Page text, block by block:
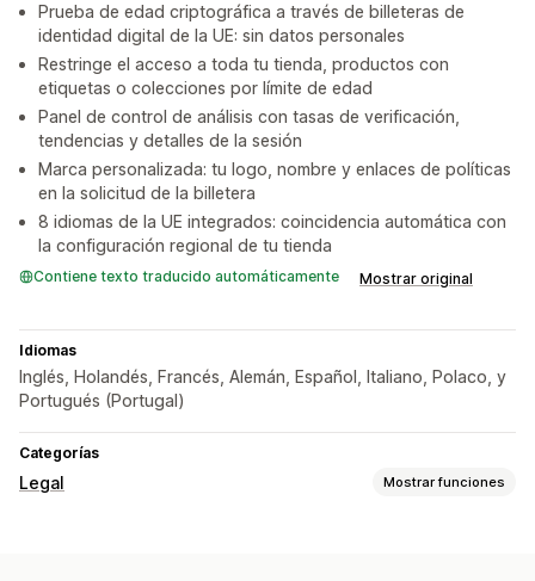
Prueba de edad criptográfica a través de billeteras de
identidad digital de la UE: sin datos personales
Restringe el acceso a toda tu tienda, productos con
etiquetas o colecciones por límite de edad
Panel de control de análisis con tasas de verificación,
tendencias y detalles de la sesión
Marca personalizada: tu logo, nombre y enlaces de políticas
en la solicitud de la billetera
8 idiomas de la UE integrados: coincidencia automática con
la configuración regional de tu tienda
Contiene texto traducido automáticamente Mostrar original
Idiomas
Inglés, Holandés, Francés, Alemán, Español, Italiano, Polaco, y
Portugués (Portugal)
Categorías
Legal Mostrar funciones